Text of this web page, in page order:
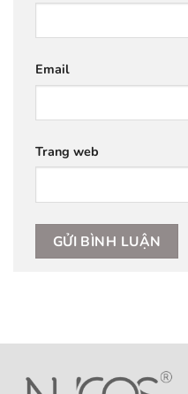
Email
Trang web